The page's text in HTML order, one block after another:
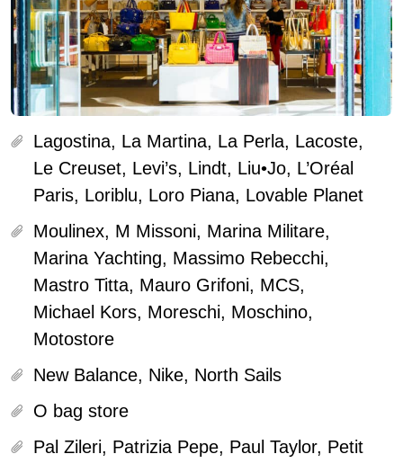
Lagostina, La Martina, La Perla, Lacoste,
Le Creuset, Levi’s, Lindt, Liu•Jo, L’Oréal
Paris, Loriblu, Loro Piana, Lovable Planet
Moulinex, M Missoni, Marina Militare,
Marina Yachting, Massimo Rebecchi,
Mastro Titta, Mauro Grifoni, MCS,
Michael Kors, Moreschi, Moschino,
Motostore
New Balance, Nike, North Sails
O bag store
Pal Zileri, Patrizia Pepe, Paul Taylor, Petit